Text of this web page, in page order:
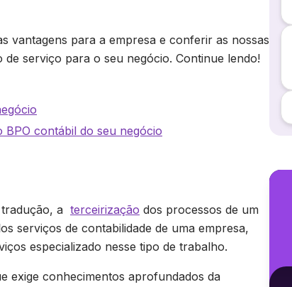
vantagens para a empresa e conferir as nossas
serviço para o seu negócio. Continue lendo!
contábil do seu negócio
a terceirização dos processos de um
serviços de contabilidade de uma empresa,
especializado nesse tipo de trabalho.
exige conhecimentos aprofundados da